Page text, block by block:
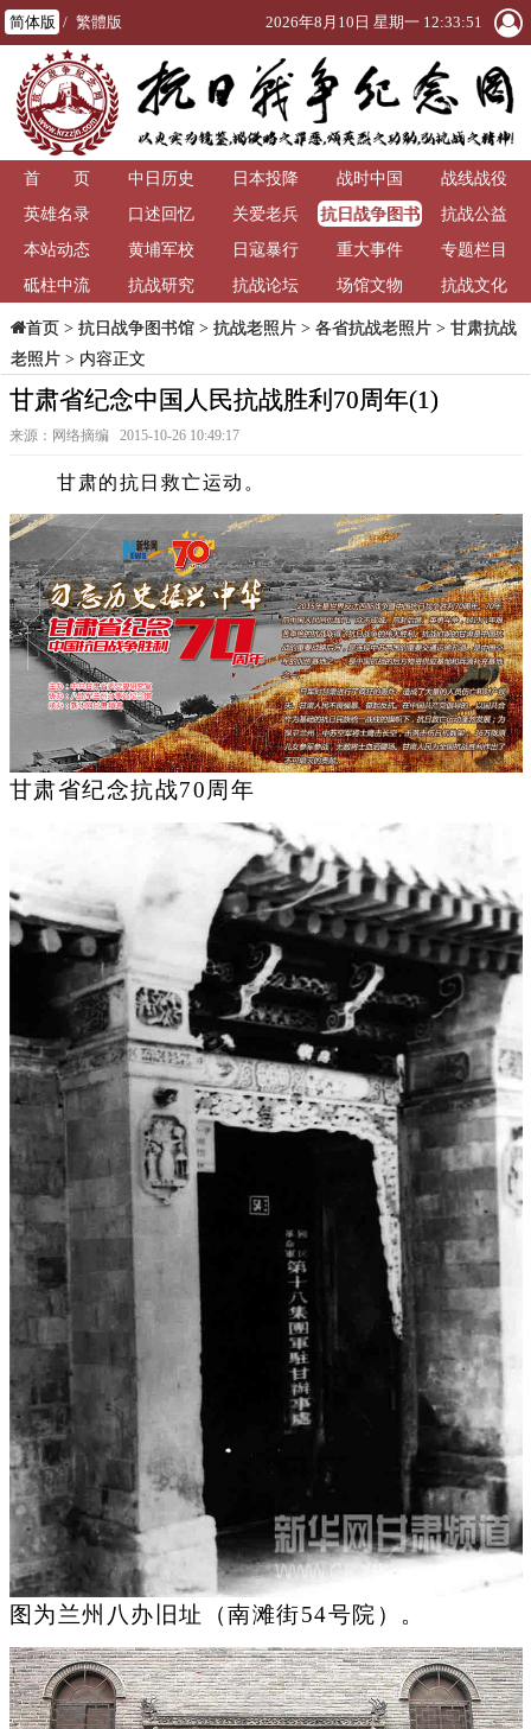
简体版 / 繁體版 2026年8月10日 星期一 12:33:54
首 页 中日历史 日本投降 战时中国
战线战役
英雄名录
口述回忆 关爱老兵
抗日战争图书
馆
抗战公益
本站动态
黄埔军校 日寇暴行 重大事件
专题栏目
砥柱中流
抗战研究 抗战论坛 场馆文物 抗战文化
首页> 抗日战争图书馆> 抗战老照片> 各省抗战老照片> 甘肃抗战
老照片> 内容正文
甘肃省纪念中国人民抗战胜利70周年(1)
来源：网络摘编 2015-10-26 10:49:17
甘肃的抗日救亡运动。
甘肃省纪念抗战70周年
图为兰州八办旧址（南滩街54号院）。